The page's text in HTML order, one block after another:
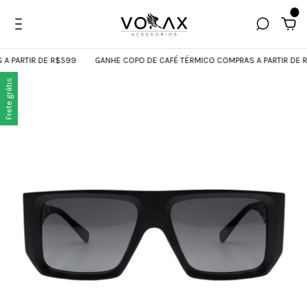
PARTIR DE R$599 GANHE COPO DE CAFÉ TÉRMICO COMPRAS A PARTIR DE
Frete grátis